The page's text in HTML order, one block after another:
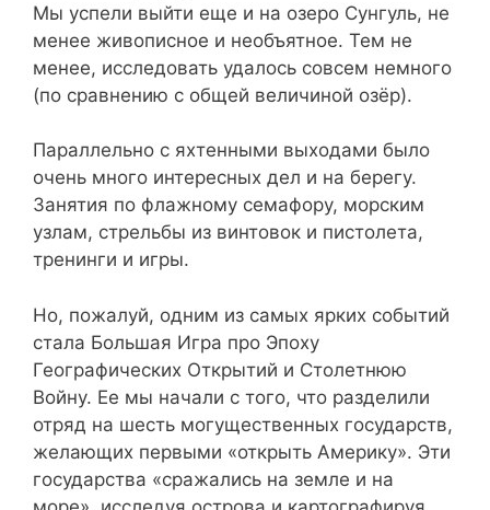
Мы успели выйти еще и на озеро Сунгуль, не
менее живописное и необъятное. Тем не
менее, исследовать удалось совсем немного
(по сравнению с общей величиной озёр).
Параллельно с яхтенными выходами было
очень много интересных дел и на берегу.
Занятия по флажному семафору, морским
узлам, стрельбы из винтовок и пистолета,
тренинги и игры.
Но, пожалуй, одним из самых ярких событий
стала Большая Игра про Эпоху
Географических Открытий и Столетнюю
Войну. Ее мы начали с того, что разделили
отряд на шесть могущественных государств,
желающих первыми «открыть Америку». Эти
государства «сражались на земле и на